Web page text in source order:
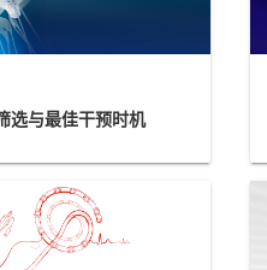
选与最佳干预时机